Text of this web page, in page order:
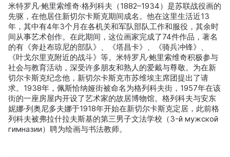
米特罗凡·鲍里索维奇·格列科夫（1882–1934）是苏联战役画的
先驱，在他居住新切尔卡斯克期间成名。他在这里生活近13
年，其中有4年3个月在各机关和军队部队工作和服役，其余时
间从事艺术创作。在此期间，这位画家完成了74件作品，著名
的有《奔赴布琼尼的部队》、《塔昌卡》、《骑兵冲锋》、
《叶戈尔里克附近的战斗》等。米特罗凡·鲍里索维奇积极参与
社会与教育活动，深受许多朋友和熟人的爱戴与尊敬。为在新
切尔卡斯克纪念他，新切尔卡斯克市苏维埃主席团提出了请
求。1938年，佩斯恰纳娅街被命名为格列科夫街，1957年在该
街的一座房屋内开设了艺术家的故居博物馆。格列科夫与安东
妮娜·列奥尼多夫娜于1918年开始在新切尔卡斯克定居，此前格
列科夫被弗拉什拉夫斯基的第三男子文法学校（3-й мужской
гимназии）聘为绘画与书法教师。